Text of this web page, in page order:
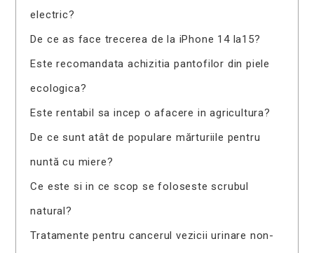
electric?
De ce as face trecerea de la iPhone 14 la15?
Este recomandata achizitia pantofilor din piele
ecologica?
Este rentabil sa incep o afacere in agricultura?
De ce sunt atât de populare mărturiile pentru
nuntă cu miere?
Ce este si in ce scop se foloseste scrubul
natural?
Tratamente pentru cancerul vezicii urinare non-